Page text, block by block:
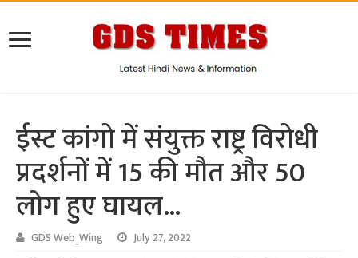
ईस्ट कांगो में संयुक्त राष्ट्र विरोधी
प्रदर्शनों में 15 की मौत और 50
लोग हुए घायल…
GDS Web_Wing July 27, 2022